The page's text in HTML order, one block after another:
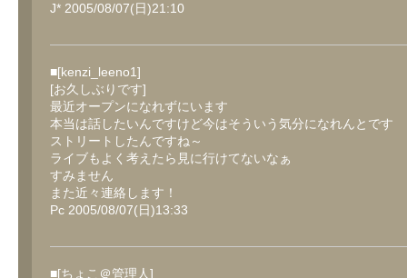
J* 2005/08/07(日)21:10
■[kenzi_leeno1]
[お久しぶりです]
最近オープンになれずにいます
本当は話したいんですけど今はそういう気分になれんとです
ストリートしたんですね～
ライブもよく考えたら見に行けてないなぁ
すみません
また近々連絡します！
Pc 2005/08/07(日)13:33
■[ちょこ＠管理人]